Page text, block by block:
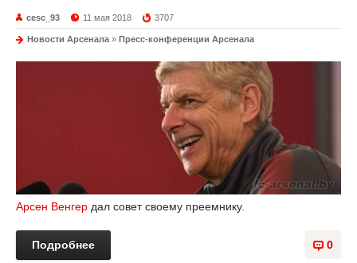
cesc_93 11 мая 2018 3707
Новости Арсенала » Пресс-конференции Арсенала
Арсен Венгер дал совет своему преемнику.
0
Подробнее